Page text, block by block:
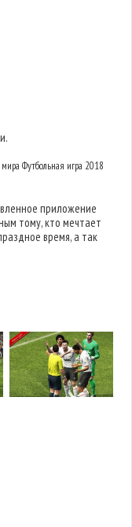
Футбольная игра 2018
приложение
тому, кто мечтает
время, а так